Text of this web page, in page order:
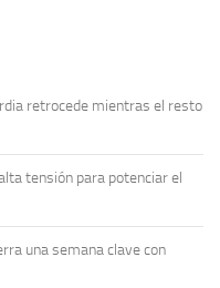
retrocede mientras el resto
tensión para potenciar el
una semana clave con